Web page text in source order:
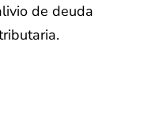
de deuda